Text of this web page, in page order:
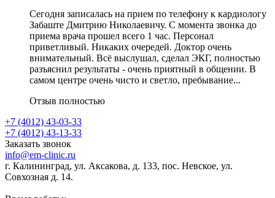
Сегодня записалась на прием по телефону к кардиологу
Забаште Дмитрию Николаевичу. С момента звонка до
приема врача прошел всего 1 час. Персонал
приветливый. Никаких очередей. Доктор очень
внимательный. Всё выслушал, сделал ЭКГ, полностью
разъяснил результаты - очень приятный в общении. В
самом центре очень чисто и светло, пребывание...
Отзыв полностью
+7 (4012) 43-03-33
+7 (4012) 43-13-33
Заказать звонок
info@em-clinic.ru
г. Калининград, ул. Аксакова, д. 133, пос. Невское, ул.
Совхозная д. 14.